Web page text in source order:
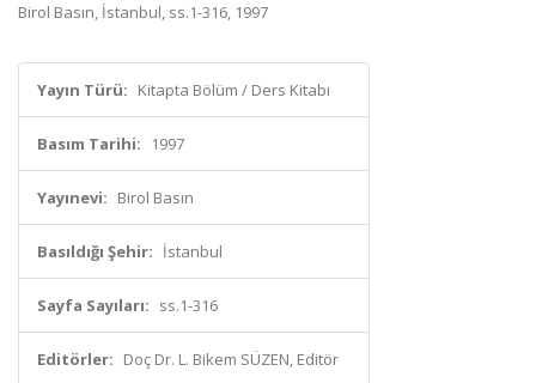
Birol Basın, İstanbul, ss.1-316, 1997
Yayın Türü: Kitapta Bölüm / Ders Kitabı
Basım Tarihi: 1997
Yayınevi: Birol Basın
Basıldığı Şehir: İstanbul
Sayfa Sayıları: ss.1-316
Editörler: Doç Dr. L. Bikem SÜZEN, Editör